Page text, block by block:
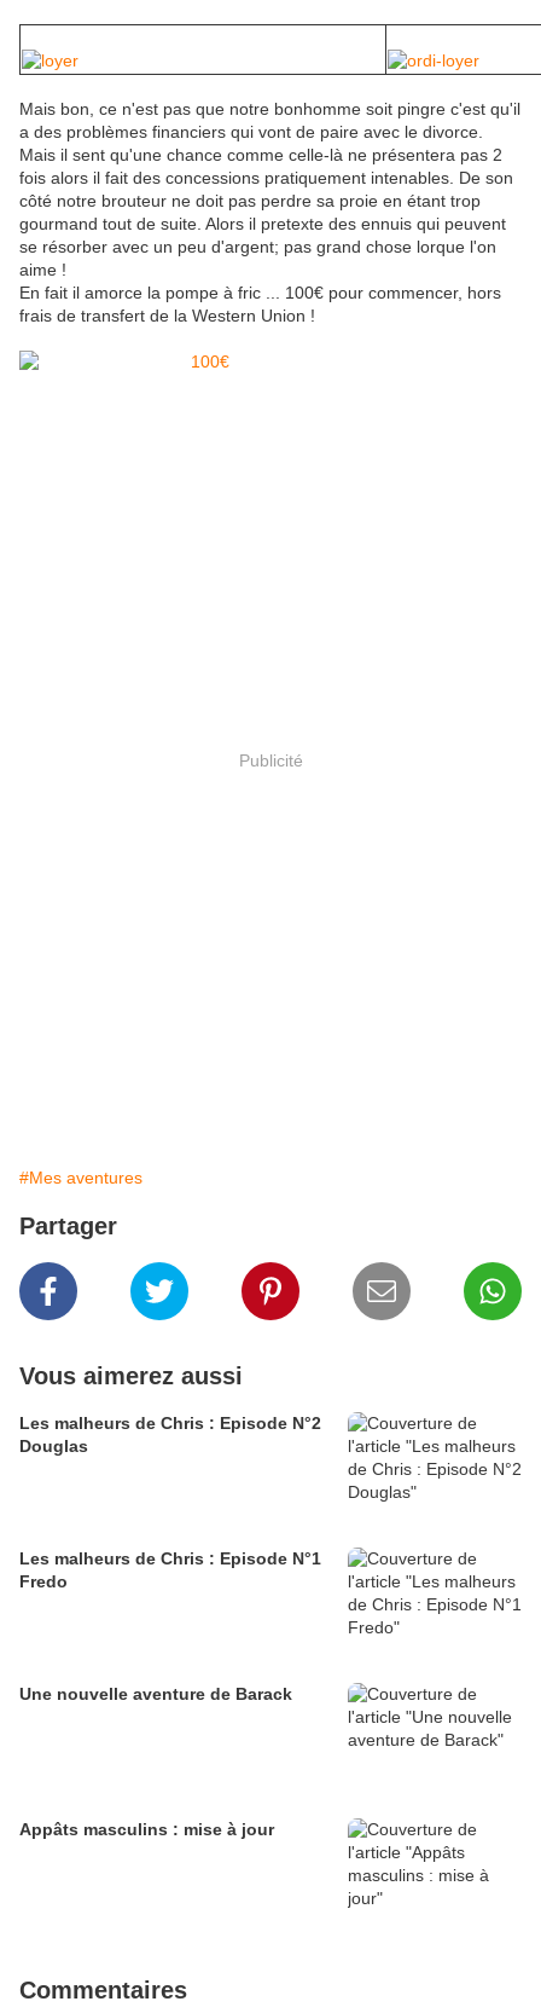
Mais bon, ce n'est pas que notre bonhomme soit pingre c'est qu'il
a des problèmes financiers qui vont de paire avec le divorce.
Mais il sent qu'une chance comme celle-là ne présentera pas 2
fois alors il fait des concessions pratiquement intenables. De son
côté notre brouteur ne doit pas perdre sa proie en étant trop
gourmand tout de suite. Alors il pretexte des ennuis qui peuvent
se résorber avec un peu d'argent; pas grand chose lorque l'on
aime !
En fait il amorce la pompe à fric ... 100€ pour commencer, hors
frais de transfert de la Western Union !
Publicité
#Mes aventures
Partager
Vous aimerez aussi
Les malheurs de Chris : Episode N°2
Douglas
Les malheurs de Chris : Episode N°1
Fredo
Une nouvelle aventure de Barack
Appâts masculins : mise à jour
Commentaires